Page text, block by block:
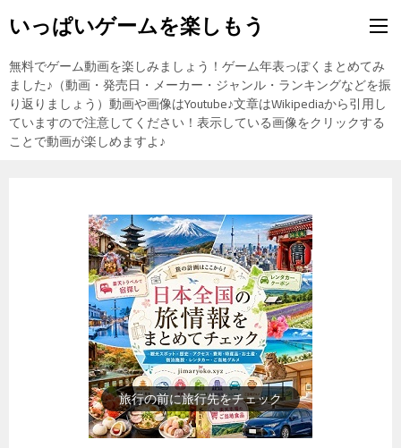
いっぱいゲームを楽しもう
無料でゲーム動画を楽しみましょう！ゲーム年表っぽくまとめてみ
ました♪（動画・発売日・メーカー・ジャンル・ランキングなどを振
り返りましょう）動画や画像はYoutube♪文章はWikipediaから引用し
ていますので注意してください！表示している画像をクリックする
ことで動画が楽しめますよ♪
歴史上の人物を動画で勉強